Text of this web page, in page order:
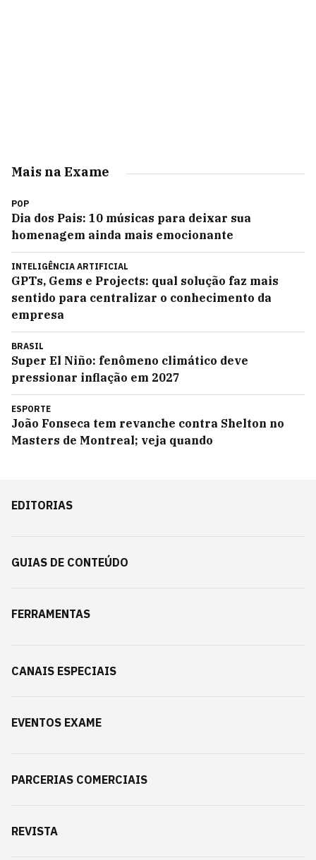
Mais na Exame
POP
Dia dos Pais: 10 músicas para deixar sua
homenagem ainda mais emocionante
INTELIGÊNCIA ARTIFICIAL
GPTs, Gems e Projects: qual solução faz mais
sentido para centralizar o conhecimento da
empresa
BRASIL
Super El Niño: fenômeno climático deve
pressionar inflação em 2027
ESPORTE
João Fonseca tem revanche contra Shelton no
Masters de Montreal; veja quando
EDITORIAS
GUIAS DE CONTEÚDO
FERRAMENTAS
CANAIS ESPECIAIS
EVENTOS EXAME
PARCERIAS COMERCIAIS
REVISTA